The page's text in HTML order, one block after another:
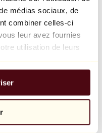
médias sociaux, de
combiner celles-ci
leur avez fournies
utilisation de leurs